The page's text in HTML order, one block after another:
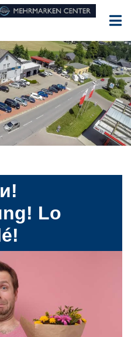
Lo